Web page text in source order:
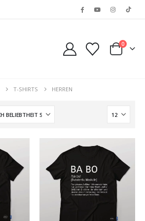
0
T-SHIRTS HERREN